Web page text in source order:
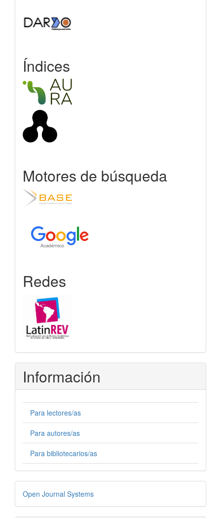
Índices
Motores de búsqueda
Redes
Información
Para lectores/as
Para autores/as
Para bibliotecarios/as
Desarrollado
por
Open Journal Systems